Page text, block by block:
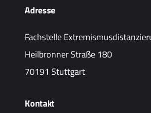
Adresse
Fachstelle
Heilbronner Straße 180
70191 Stuttgart
Kontakt